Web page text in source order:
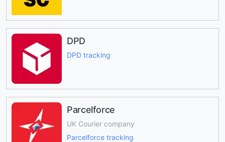
DPD
DPD tracking
Parcelforce
UK Courier company
Parcelforce tracking